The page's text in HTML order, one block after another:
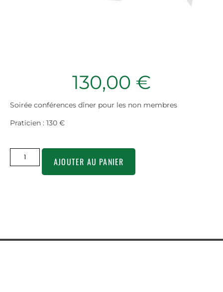
130,00 €
Soirée conférences dîner pour les non membres
Praticien : 130 €
AJOUTER AU PANIER